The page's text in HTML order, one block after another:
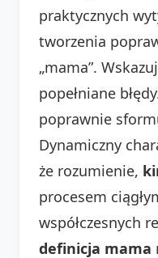
praktycznych
tworzenia
„mama”.
popełniane
poprawnie
Dynamiczny
że rozumienie,
procesem
współczesnych
definicja mama